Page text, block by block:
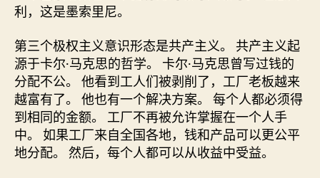
利，这是墨索里尼。
第三个极权主义意识形态是共产主义。 共产主义起
源于卡尔·马克思的哲学。 卡尔·马克思曾写过钱的
分配不公。 他看到工人们被剥削了，工厂老板越来
越富有了。 他也有一个解决方案。 每个人都必须得
到相同的金额。 工厂不再被允许掌握在一个人手
中。 如果工厂来自全国各地，钱和产品可以更公平
地分配。 然后，每个人都可以从收益中受益。